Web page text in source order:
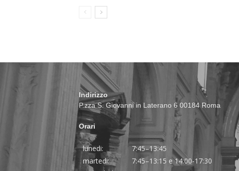
Indirizzo
P.zza S. Giovanni in Laterano 6 00184 Roma
Orari
lunedi:
7:45–13:45
martedi:
7:45–13:15 e 14:00-17:30